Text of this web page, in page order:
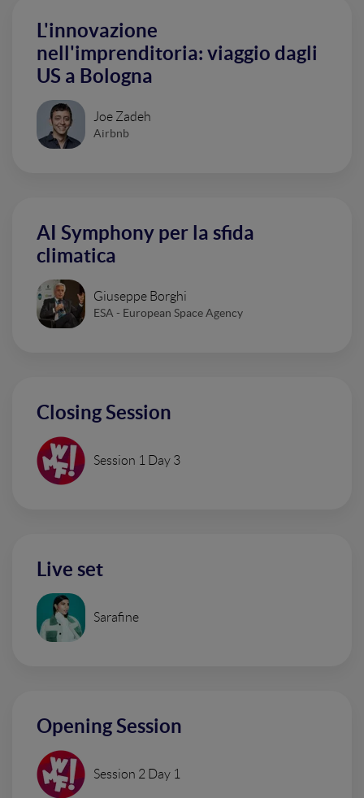
L'innovazione
nell'imprenditoria: viaggio dagli
US a Bologna
Joe Zadeh
Airbnb
AI Symphony per la sfida
climatica
Giuseppe Borghi
ESA - European Space Agency
Closing Session
Session 1 Day 3
Live set
Sarafine
Opening Session
Session 2 Day 1